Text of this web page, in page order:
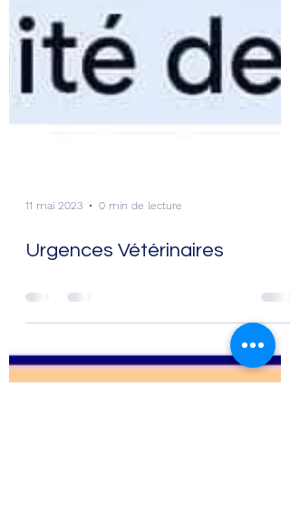
11 mai 2023 0 min de lecture
Urgences Vétérinaires